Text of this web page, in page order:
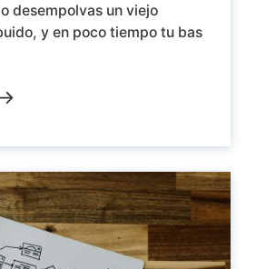
desempolvas un viejo
y en poco tiempo tu bas